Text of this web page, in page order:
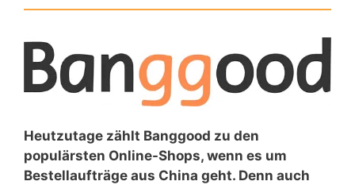
Heutzutage zählt Banggood zu den
populärsten Online-Shops, wenn es um
Bestellaufträge aus China geht. Denn auch